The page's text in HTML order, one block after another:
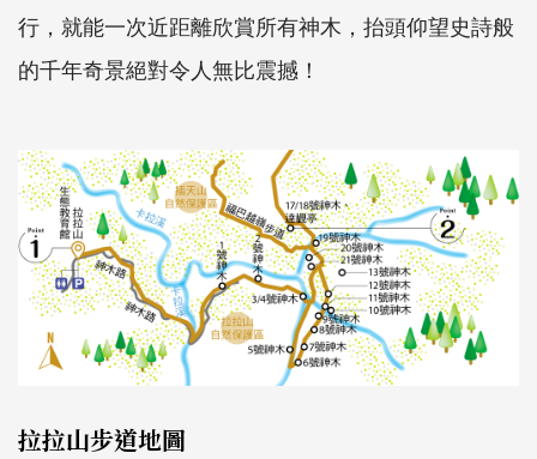
行，就能一次近距離欣賞所有神木，抬頭仰望史詩般
的千年奇景絕對令人無比震撼！
拉拉山步道地圖